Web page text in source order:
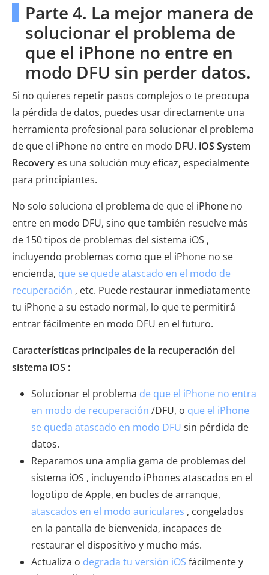
Parte 4. La mejor manera de
solucionar el problema de
que el iPhone no entre en
modo DFU sin perder datos.
Si no quieres repetir pasos complejos o te preocupa
la pérdida de datos, puedes usar directamente una
herramienta profesional para solucionar el problema
de que el iPhone no entre en modo DFU. iOS System
Recovery es una solución muy eficaz, especialmente
para principiantes.
No solo soluciona el problema de que el iPhone no
entre en modo DFU, sino que también resuelve más
de 150 tipos de problemas del sistema iOS ,
incluyendo problemas como que el iPhone no se
encienda, que se quede atascado en el modo de
recuperación , etc. Puede restaurar inmediatamente
tu iPhone a su estado normal, lo que te permitirá
entrar fácilmente en modo DFU en el futuro.
Características principales de la recuperación del
sistema iOS :
Solucionar el problema de que el iPhone no entra
en modo de recuperación /DFU, o que el iPhone
se queda atascado en modo DFU sin pérdida de
datos.
Reparamos una amplia gama de problemas del
sistema iOS , incluyendo iPhones atascados en el
logotipo de Apple, en bucles de arranque,
atascados en el modo auriculares , congelados
en la pantalla de bienvenida, incapaces de
restaurar el dispositivo y mucho más.
Actualiza o degrada tu versión iOS fácilmente y